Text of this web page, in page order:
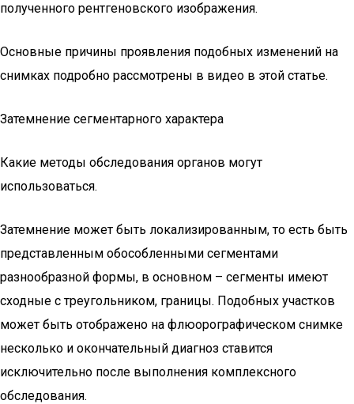
полученного рентгеновского изображения.
Основные причины проявления подобных изменений на
снимках подробно рассмотрены в видео в этой статье.
Затемнение сегментарного характера
Какие методы обследования органов могут
использоваться.
Затемнение может быть локализированным, то есть быть
представленным обособленными сегментами
разнообразной формы, в основном – сегменты имеют
сходные с треугольником, границы. Подобных участков
может быть отображено на флюорографическом снимке
несколько и окончательный диагноз ставится
исключительно после выполнения комплексного
обследования.